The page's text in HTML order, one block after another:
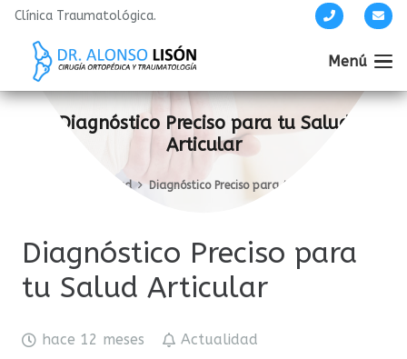
Clínica Traumatológica.
Menú
Diagnóstico Preciso para tu Salud
Articular
Actualidad Diagnóstico Preciso para tu Salud Articular
Diagnóstico Preciso para
tu Salud Articular
hace 12 meses Actualidad